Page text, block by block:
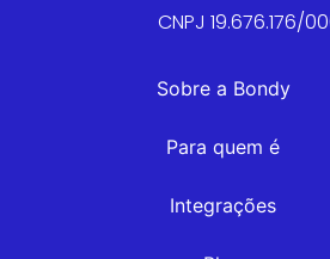
CNPJ 19.676.176/
Sobre a Bondy
Para quem é
Integrações